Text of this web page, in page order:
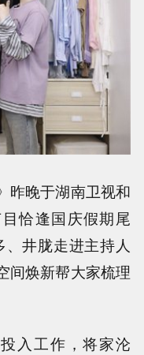
昨晚于湖南卫视和
恰逢国庆假期尾
井胧走进主持人
间焕新帮大家梳理
入工作，将家沦